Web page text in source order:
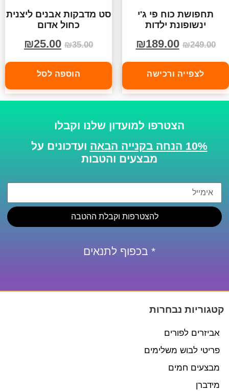
תחפושת כוח פי ג'י
ינשופונת ילדות
₪249.00
₪189.00
לצפייה ורכישה
סט מדבקות אבנים ליצנית
כחול אדום
₪35.00
₪25.00
הוספה לסל
הצטרפו למועדון שלנו וקבלו
10% הנחה בקנייה הבאה
ועדכונים על
מבצעים והטבות
להצטרפות וקבלת ההטבה
* בכפוף לתנאים
קטגוריות נבחרות
אביזרים לפורים
פריטי לבוש משלימים
מבצעים חמים
מידברן